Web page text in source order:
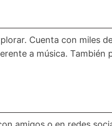
Cuenta con miles
a música. También